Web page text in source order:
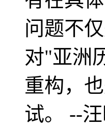
问题不
对"亚洲
重构，
试。 --